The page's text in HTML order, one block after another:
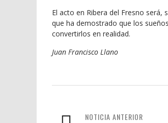
El acto en Ribera del Fresno será,
que ha demostrado que los
convertirlos en realidad.
Juan Francisco Llano
NOTICIA ANTERIOR